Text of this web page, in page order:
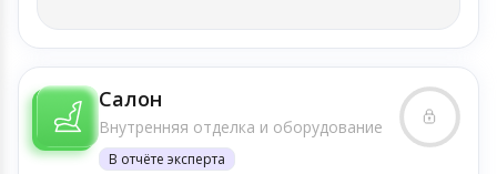
Салон
Внутренняя отделка и оборудование
В отчёте эксперта